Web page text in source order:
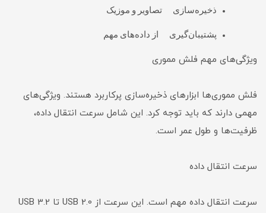
ذخیره‌سازی تصاویر و موزیک
پشتیبان‌گیری از داده‌های مهم
ویژگی‌های مهم فلش مموری
فلش مموری‌ها ابزارهای ذخیره‌سازی پرکاربرد هستند. ویژگی‌های
مهمی دارند که باید توجه کرد. این شامل سرعت انتقال داده،
ظرفیت‌ها و طول عمر است.
سرعت انتقال داده
سرعت انتقال داده مهم است. این سرعت از USB 2.0 تا USB 3.2